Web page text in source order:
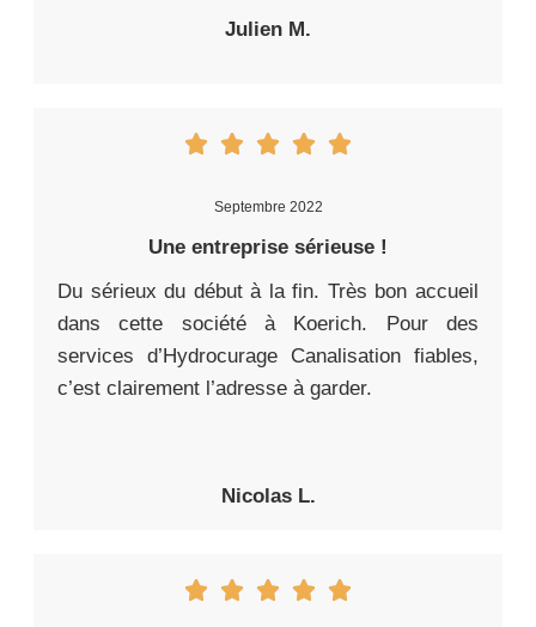
Julien M.
Septembre 2022
Une entreprise sérieuse !
Du sérieux du début à la fin. Très bon accueil
dans cette société à Koerich. Pour des
services d’Hydrocurage Canalisation fiables,
c’est clairement l’adresse à garder.
Nicolas L.